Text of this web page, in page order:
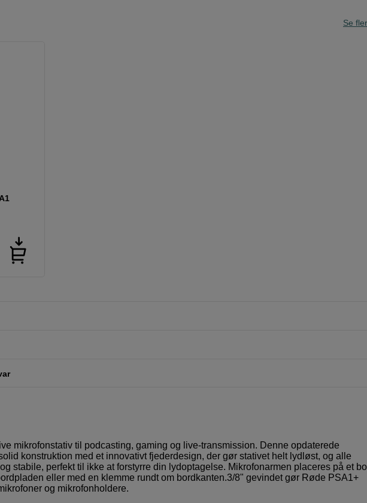
Se
mikrofonstativ til podcasting, gaming og live-transmission. Denne opdaterede
konstruktion med et innovativt fjederdesign, der gør stativet helt lydløst, og alle
stabile, perfekt til ikke at forstyrre din lydoptagelse. Mikrofonarmen placeres på et
eller med en klemme rundt om bordkanten.3/8" gevindet gør Røde PSA1+
og mikrofonholdere.